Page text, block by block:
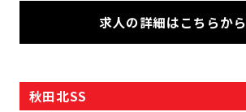
求人の詳細はこちらから
秋田北SS